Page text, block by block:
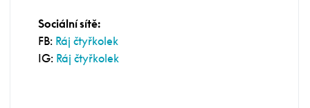
Sociální sítě:
FB: Ráj čtyřkolek
IG: Ráj čtyřkolek